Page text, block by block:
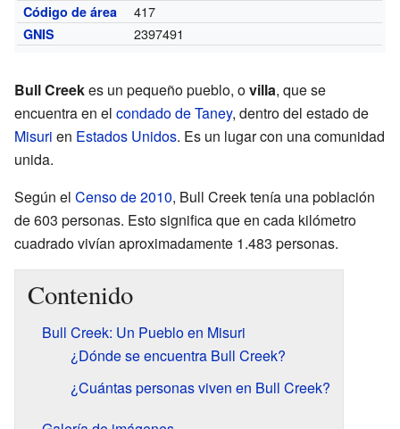
Código de área 417
GNIS 2397491
Bull Creekes un pequeño pueblo, ovilla, que se
encuentra en el condado de Taney, dentro del estado de
Misuri en Estados Unidos. Es un lugar con una comunidad
unida.
Según el Censo de 2010, Bull Creek tenía una población
de 603 personas. Esto significa que en cada kilómetro
cuadrado vivían aproximadamente 1.483 personas.
Contenido
Bull Creek: Un Pueblo en Misuri
¿Dónde se encuentra Bull Creek?
¿Cuántas personas viven en Bull Creek?